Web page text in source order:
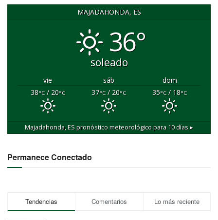
MAJADAHONDA, ES
36°
soleado
vie sáb
dom
38°C/ 20°C 37°C/ 20°C 35°C/ 18°C
Majadahonda, ESpronóstico meteorológico para 10 días ▸
Permanece Conectado
Tendencias Comentarios Lo más reciente